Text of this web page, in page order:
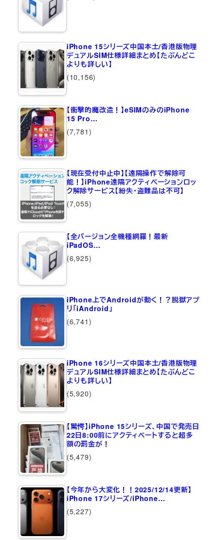
iPhone 15シリーズ中国本土/香港版物理
デュアルSIM仕様詳細まとめ【たぶんどこ
よりも詳しい】
(10,156)
【衝撃的魔改造！】eSIMのみのiPhone
15 Pro…
(7,781)
【現在受付中止中】【遠隔操作で解除可
能！】iPhone遠隔アクティベーションロッ
ク解除サービス【紛失・盗難品は不可】
(7,055)
【全バージョン全機種網羅！最新
iPadOS…
(6,925)
iPhone上でAndroidが動く！？脱獄アプ
リ「iAndroid」
(6,741)
iPhone 16シリーズ中国本土/香港版物理
デュアルSIM仕様詳細まとめ【たぶんどこ
よりも詳しい】
(5,920)
【驚愕】iPhone 15シリーズ、中国で発売日
22日8:00前にアクティベートすると超多
額の罰金が！
(5,479)
【今年から大変化！！2025/12/14更新】
iPhone 17シリーズ/iPhone…
(5,227)